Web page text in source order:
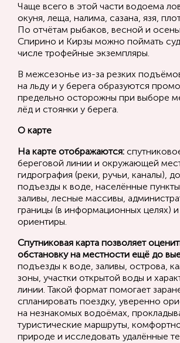
Чаще всего в этой части водоема
окуня, леща, налима, сазана, язя,
По отчётам рыбаков, весной и
Спирино и Кирзы можно поймать
числе трофейные экземпляры.
В межсезонье из-за резких
на льду и у берега образуются
предельно осторожны при выборе
лёд и стоянки у берега.
О карте
На карте отображаются:
береговой линии и окружающей
гидрография (реки, ручьи, каналы),
подъезды к воде, населённые
заливы, лесные массивы,
границы (в информационных целях) и
ориентиры.
Спутниковая карта позволяет
обстановку на местности ещё до
подъезды к воде, заливы, острова,
зоны, участки открытой воды и
линии. Такой формат помогает
спланировать поездку, уверенно
на незнакомых водоёмах,
туристические маршруты,
природе и исследовать удалённые